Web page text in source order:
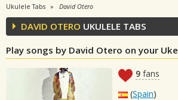
Ukulele Tabs David Otero
DAVID OTERO UKULELE TABS
Play songs by David Otero on your Uke
9 fans
(Spain)